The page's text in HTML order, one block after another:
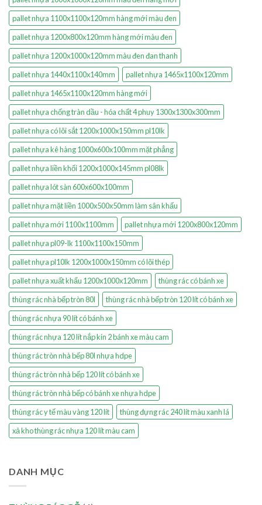
pallet nhựa 1100x1100x120mm hàng mới màu đen
pallet nhựa 1200x800x120mm hàng mới màu đen
pallet nhựa 1200x1000x120mm màu đen đan thanh
pallet nhựa 1440x1100x140mm
pallet nhựa 1465x1100x120mm
pallet nhựa 1465x1100x120mm hàng mới
pallet nhựa chống tràn dầu - hóa chất 4 phuy 1300x1300x300mm
pallet nhựa có lõi sắt 1200x1000x150mm pl10lk
pallet nhựa kê hàng 1000x600x100mm mặt phẳng
pallet nhựa liền khối 1200x1000x145mm pl08lk
pallet nhựa lót sàn 600x600x100mm
pallet nhựa mặt liền 1000x500x50mm làm sân khấu
pallet nhựa mới 1100x1100mm
pallet nhựa mới 1200x800x120mm
pallet nhựa pl09-lk 1100x1100x150mm
pallet nhựa pl10lk 1200x1000x150mm có lõi thép
pallet nhựa xuất khẩu 1200x1000x120mm
thùng rác có bánh xe
thùng rác nhà bếp tròn 80l
thùng rác nhà bếp tròn 120 lít có bánh xe
thùng rác nhựa 90 lít có bánh xe
thùng rác nhựa 120 lít nắp kín 2 bánh xe màu cam
thùng rác tròn nhà bếp 80l nhựa hdpe
thùng rác tròn nhà bếp 120 lít có bánh xe
thùng rác tròn nhà bếp có bánh xe nhựa hdpe
thùng rác y tế màu vàng 120 lít
thùng đựng rác 240 lít màu xanh lá
xả kho thùng rác nhựa 120 lít màu cam
DANH MỤC